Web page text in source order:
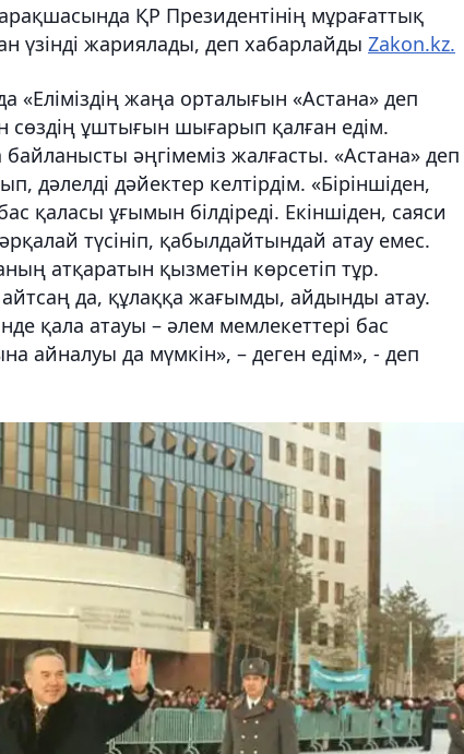
ҚР Президентінің мұрағаттық
үзінді жариялады, деп хабарлайды Zakon.kz.
жаңа орталығын «Астана» деп
ұштығын шығарып қалған едім.
әңгімеміз жалғасты. «Астана» деп
дәлелді дәйектер келтірдім. «Біріншіден,
қаласы ұғымын білдіреді. Екіншіден, саяси
түсініп, қабылдайтындай атау емес.
атқаратын қызметін көрсетіп тұр.
айтсаң да, құлаққа жағымды, айдынды атау.
қала атауы – әлем мемлекеттері бас
айналуы да мүмкін», – деген едім», - деп